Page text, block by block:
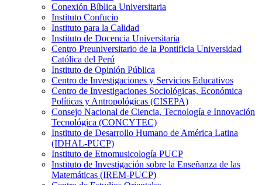
Conexión Bíblica Universitaria
Instituto Confucio
Instituto para la Calidad
Instituto de Docencia Universitaria
Centro Preuniversitario de la Pontificia Universidad
Católica del Perú
Instituto de Opinión Pública
Centro de Investigaciones y Servicios Educativos
Centro de Investigaciones Sociológicas, Económica
Políticas y Antropológicas (CISEPA)
Consejo Nacional de Ciencia, Tecnología e Innovación
Tecnológica (CONCYTEC)
Instituto de Desarrollo Humano de América Latina
(IDHAL-PUCP)
Instituto de Etnomusicología PUCP
Instituto de Investigación sobre la Enseñanza de las
Matemáticas (IREM-PUCP)